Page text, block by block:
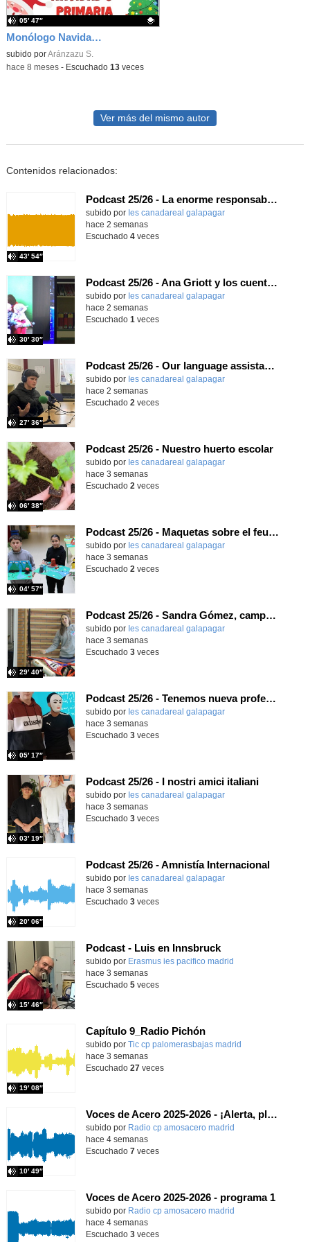
Monólogo Navidad 2025 6º
Contenido educativo.
subido porAránzazu S.
05′ 47″
-hace 8 meses- Escuchado 13veces
Ver más del mismo autor
Contenidos relacionados:
Podcast 25/26 - La enorme responsabilidad de ser juez
subido por Ies canadareal galapagar
43′ 54″
-
hace 2 semanas
Escuchado 4veces
Podcast 25/26 - Ana Griott y los cuentos de las voces olvidadas
subido por Ies canadareal galapagar
30′ 30″
-
hace 2 semanas
Escuchado 1 veces
Podcast 25/26 - Our language assistant Ellie
subido por Ies canadareal galapagar
27′ 36″
-
hace 2 semanas
Escuchado 2 veces
Podcast 25/26 - Nuestro huerto escolar
subido por Ies canadareal galapagar
06′ 38″
-
hace 3 semanas
Escuchado 2 veces
Podcast 25/26 - Maquetas sobre el feudalismo
subido por Ies canadareal galapagar
04′ 57″
-
hace 3 semanas
Escuchado 2 veces
Podcast 25/26 - Sandra Gómez, campeona de Enduro
subido por Ies canadareal galapagar
29′ 40″
-
hace 3 semanas
Escuchado 3veces
Podcast 25/26 - Tenemos nueva profesora de Griego ¿Conoces a María Eugenia?
subido por Ies canadareal galapagar
05′ 17″
-
hace 3 semanas
Escuchado 3veces
Podcast 25/26 - I nostri amici italiani
subido por Ies canadareal galapagar
03′ 19″
-
hace 3 semanas
Escuchado 3veces
Podcast 25/26 - Amnistía Internacional
subido por Ies canadareal galapagar
20′ 06″
-
hace 3 semanas
Escuchado 3veces
Podcast - Luis en Innsbruck
subido por Erasmus ies pacifico madrid
15′ 46″
hace 3 semanas
Escuchado 5veces
Capítulo 9_Radio Pichón
Contenido educativo.
subido por Tic cp palomerasbajas madrid
19′ 08″
hace 3 semanas
Escuchado 27veces
Voces de Acero 2025-2026 - ¡Alerta, planeta!
Contenido educativo.
subido por Radio cp amosacero madrid
10′ 49″
hace 4 semanas
Escuchado 7veces
Voces de Acero 2025-2026 - programa 1
Contenido educativo.
subido por Radio cp amosacero madrid
hace 4 semanas
Escuchado 3veces